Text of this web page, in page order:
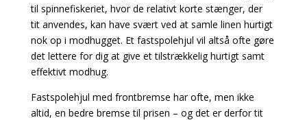
til spinnefiskeriet, hvor de relativt korte stænger, der
tit anvendes, kan have svært ved at samle linen hurtigt
nok op i modhugget. Et fastspolehjul vil altså ofte gøre
det lettere for dig at give et tilstrækkelig hurtigt samt
effektivt modhug.
Fastspolehjul med frontbremse har ofte, men ikke
altid, en bedre bremse til prisen – og det er derfor tit